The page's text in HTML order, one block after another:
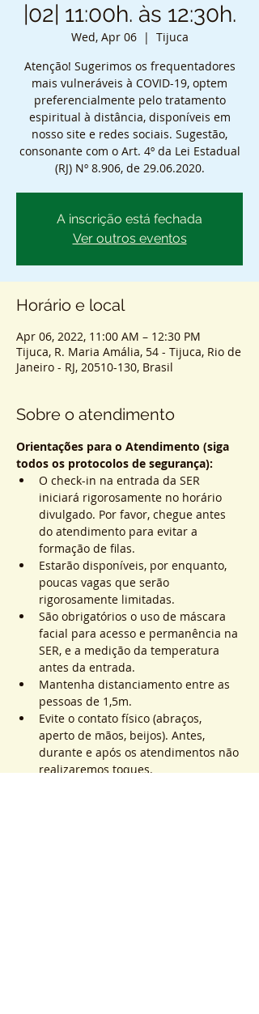
|02| 11:00h. às 12:30h.
Wed, Apr 06
  |
Tijuca
Atenção! Sugerimos os frequentadores
mais vulneráveis à COVID-19, optem
preferencialmente pelo tratamento
espiritual à distância, disponíveis em
nosso site e redes sociais. Sugestão,
consonante com o Art. 4º da Lei Estadual
(RJ) Nº 8.906, de 29.06.2020.
A inscrição está fechada
Ver outros eventos
Horário e local
Apr 06, 2022, 11:00 AM – 12:30 PM
Tijuca, R. Maria Amália, 54 - Tijuca, Rio de
Janeiro - RJ, 20510-130, Brasil
Sobre o atendimento
Orientações para o Atendimento (siga
todos os protocolos de segurança):
O check-in na entrada da SER
iniciará rigorosamente no horário
divulgado. Por favor, chegue antes
do atendimento para evitar a
formação de filas.
Estarão disponíveis, por enquanto,
poucas vagas que serão
rigorosamente limitadas.
São obrigatórios o uso de máscara
facial para acesso e permanência na
SER, e a medição da temperatura
antes da entrada.
Mantenha distanciamento entre as
pessoas de 1,5m.
Evite o contato físico (abraços,
aperto de mãos, beijos). Antes,
durante e após os atendimentos não
realizaremos toques.